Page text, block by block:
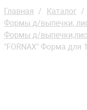
Главная Каталог
Формы д/выпечки,
Формы д/
"FORNAX" Форма для